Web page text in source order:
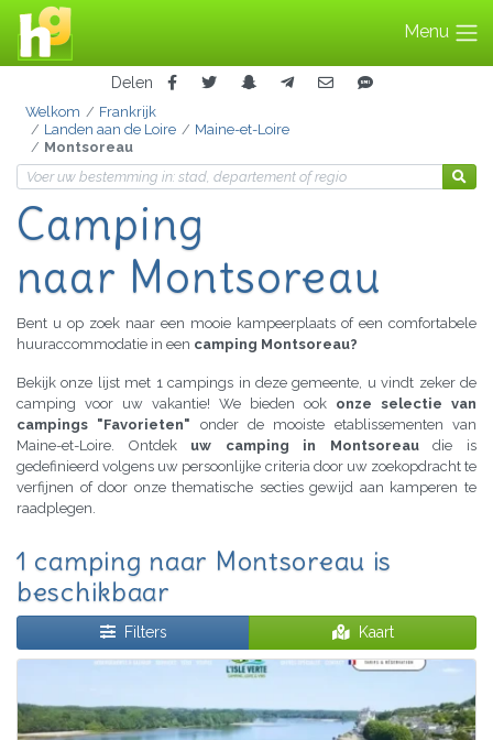
Menu
Delen
Welkom
Frankrijk
Landen aan de Loire
Maine-et-Loire
Montsoreau
Camping
naar Montsoreau
Bent u op zoek naar een mooie kampeerplaats of een comfortabele
huuraccommodatie in een camping Montsoreau?
Bekijk onze lijst met 1 campings in deze gemeente, u vindt zeker de
camping voor uw vakantie! We bieden ook onze selectie van
campings "Favorieten" onder de mooiste etablissementen van
Maine-et-Loire. Ontdek uw camping in Montsoreaudie is
gedefinieerd volgens uw persoonlijke criteria door uw zoekopdracht te
verfijnen of door onze thematische secties gewijd aan kamperen te
raadplegen.
1 camping naar Montsoreau is
beschikbaar
Filters Kaart